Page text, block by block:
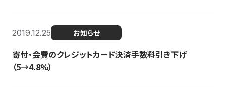
2019.12.25 お知らせ
寄付・会費のクレジットカード決済手数料引き下げ
（5→4.8%）